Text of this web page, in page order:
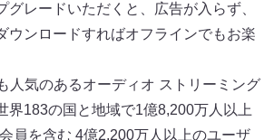
グレードいただくと、広告が入らず、
ウンロードすればオフラインでもお楽
人気のあるオーディオ ストリーミング
界183の国と地域で1億8,200万人以上
員を含む 4億2,200万人以上のユーザ